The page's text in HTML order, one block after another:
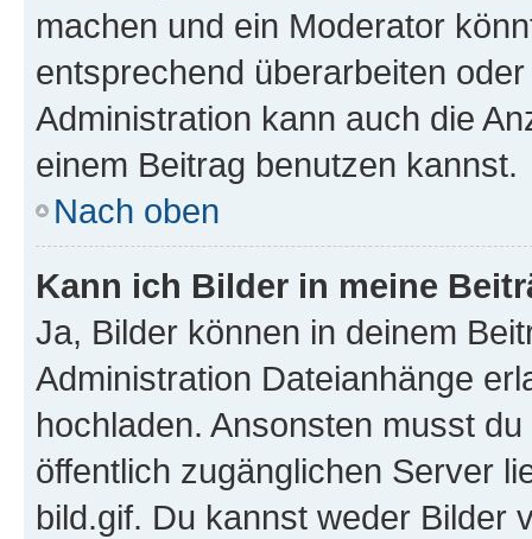
machen und ein Moderator
entsprechend überarbeiten
Administration kann auch die
einem Beitrag benutzen kannst.
Nach oben
Kann ich Bilder in meine
Ja, Bilder können in deinem
Administration Dateianhänge
hochladen. Ansonsten musst
öffentlich zugänglichen Server
bild.gif. Du kannst weder Bilder